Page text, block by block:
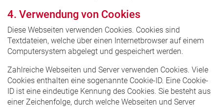
4. Verwendung von Cookies
Diese Webseiten verwenden Cookies. Cookies sind
Textdateien, welche über einen Internetbrowser auf einem
Computersystem abgelegt und gespeichert werden.
Zahlreiche Webseiten und Server verwenden Cookies. Viele
Cookies enthalten eine sogenannte Cookie-ID. Eine Cookie-
ID ist eine eindeutige Kennung des Cookies. Sie besteht aus
einer Zeichenfolge, durch welche Webseiten und Server